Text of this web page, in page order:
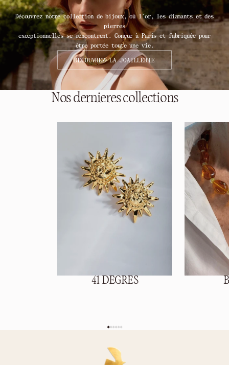
Découvrez notre collection de bijoux, où l'or, les diamants et des
pierres
exceptionnelles se rencontrent. Conçue à Paris et fabriquée pour
être portée toute une vie.
DECOUVREZ LA JOAILLERIE
Nos dernieres collections
41 DEGRES